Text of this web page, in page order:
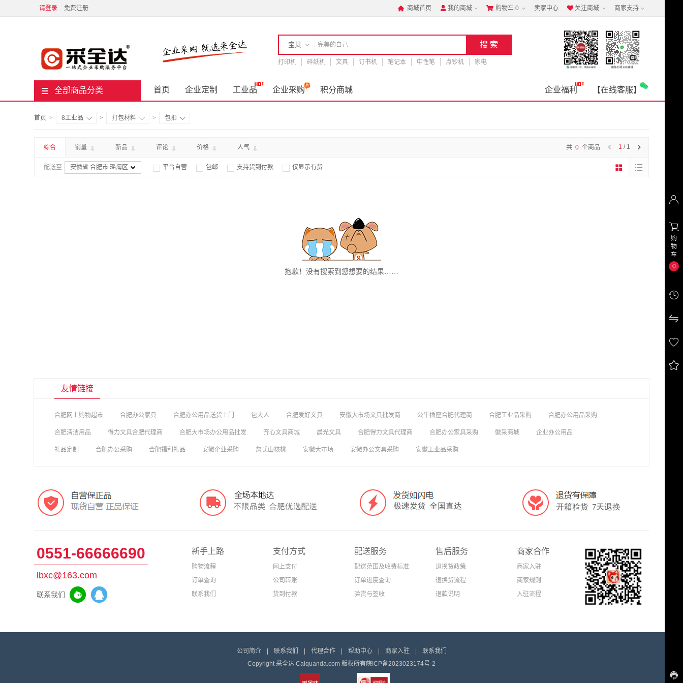
请登录 免费注册  商城首页  我的商城  购物车 0 卖家中心 关注商城 商家支持
宝贝
店铺
打印机 碎纸机 文具 订书机 笔记本 中性笔 点钞机
家电
全部商品分类 首页 企业定制 工业品 企业采购 积分商城 【在线客服】
企业福利
首页 > 8工业品 > 打包材料 > 包扣
综合 销量 新品 评论 价格 人气 1 / 1
共 0 个商品
配送至 安徽省 合肥市 瑶海区 平台自营 包邮 支持货到付款 仅显示有货
抱歉！没有搜索到您想要的结果……


购
物
车
0





友情链接
合肥网上购物超市 合肥办公家具 合肥办公用品送货上门 包大人 合肥爱好文具 安徽大市场文具批发商 公牛插座合肥代理商 合肥工业品采购 合肥办公用品采购
合肥清洁用品 得力文具合肥代理商 合肥大市场办公用品批发 齐心文具商城 晨光文具 合肥得力文具代理商 合肥办公家具采购 徽采商城 企业办公用品
礼品定制 合肥办公采购 合肥福利礼品 安徽企业采购 詹氏山核桃 安徽大市场 安徽办公文具采购 安徽工业品采购
0551-66666690
lbxc@163.com
联系我们
新手上路
购物流程
订单查询
联系我们
支付方式
网上支付
公司转账
货到付款
配送服务
配送范围及收费标准
订单进度查询
验货与签收
售后服务
退换货政策
退换货流程
退款说明
商家合作
商家入驻
商家规则
入驻流程
公司简介 联系我们 代理合作 帮助中心 商家入驻
联系我们
Copyright 采全达 Caiquanda.com 版权所有皖ICP备2023023174号-2